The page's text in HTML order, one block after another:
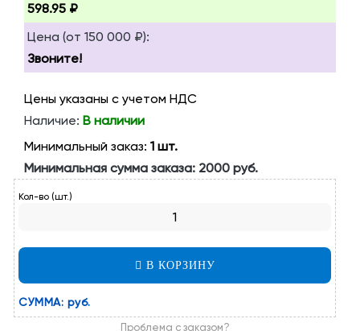
598.95 ₽
Цена (от 150 000 ₽):
Звоните!
Цены указаны с учетом НДС
Наличие: В наличии
Минимальный заказ: 1 шт.
Минимальная сумма заказа: 2000 руб.
Кол-во (шт.)
В КОРЗИНУ
СУММА: руб.
Проблема с заказом?